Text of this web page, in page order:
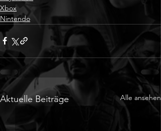
Xbox
Nintendo
Aktuelle Beiträge Alle ansehen